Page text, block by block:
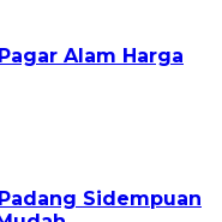
Alam Harga
Sidempuan